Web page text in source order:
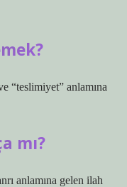
“teslimiyet” anlamına
mı?
anlamına gelen ilah